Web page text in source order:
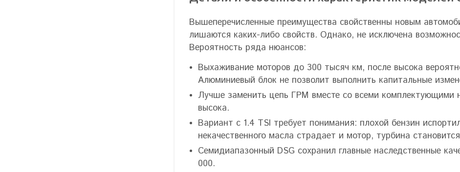
Вышеперечисленные преимущества свойственны новым
лишаются каких-либо свойств. Однако, не исключена
Вероятность ряда нюансов:
Выхаживание моторов до 300 тысяч км, после высока
Алюминиевый блок не позволит выполнить капитальные
Лучше заменить цепь ГРМ вместе со всеми комплектующими
высока.
Вариант с 1.4 TSI требует понимания: плохой бензин
некачественного масла страдает и мотор, турбина
Семидиапазонный DSG сохранил главные наследственные
000.